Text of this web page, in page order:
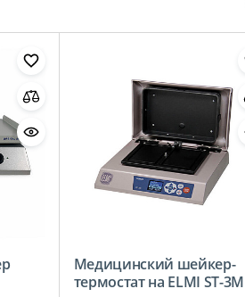
Медицинский шейкер-
термостат на ELMI ST-3M